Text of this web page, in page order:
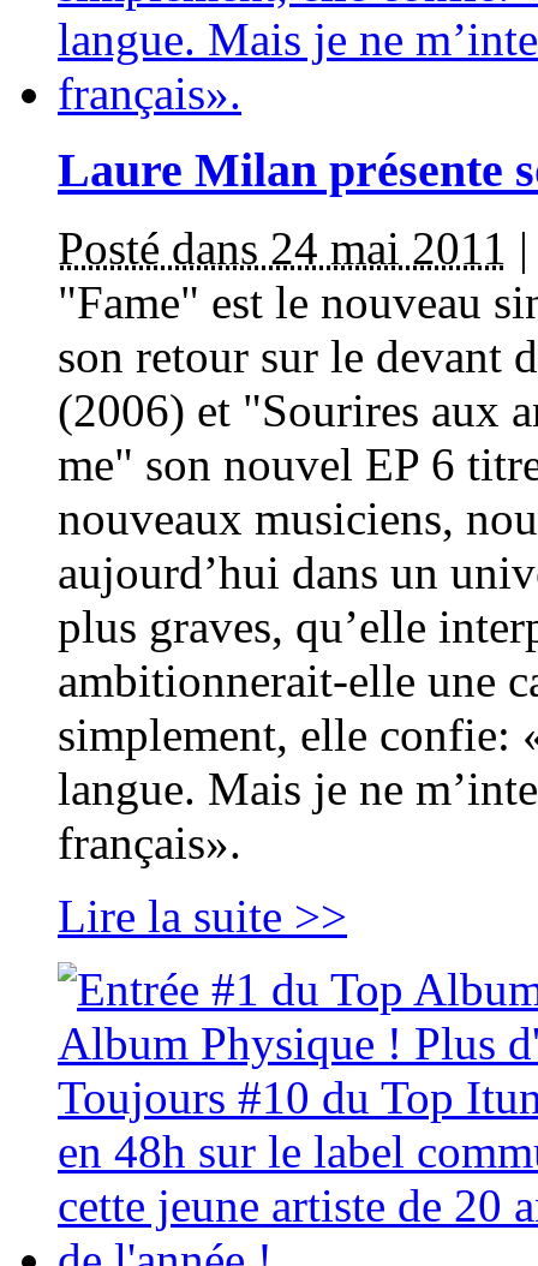
Laure Milan présente
Posté dans 24 mai 2011
"Fame" est le nouveau
son retour sur le devant
(2006) et "Sourires aux
me" son nouvel EP 6
nouveaux musiciens,
aujourd’hui dans un
plus graves, qu’elle
ambitionnerait-elle une
simplement, elle confie:
langue. Mais je ne
français».
Lire la suite >>